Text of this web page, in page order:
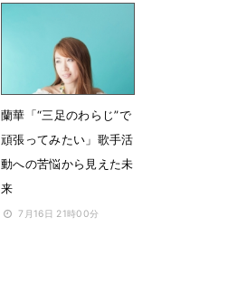
12月31日 12時00分
蘭華「“三足のわらじ”で
頑張ってみたい」歌手活
動への苦悩から見えた未
来
7月16日 21時00分